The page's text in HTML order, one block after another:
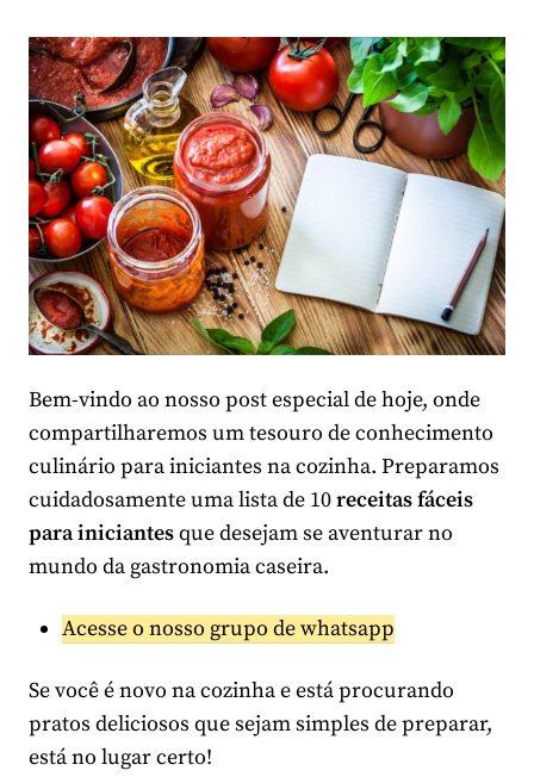
Bem-vindo ao nosso post especial de hoje, onde
compartilharemos um tesouro de conhecimento
culinário para iniciantes na cozinha. Preparamos
cuidadosamente uma lista de 10receitas fáceis
para iniciantesque desejam se aventurar no
mundo da gastronomia caseira.
Acesse o nosso grupo de whatsapp
Se você é novo na cozinha e está procurando
pratos deliciosos que sejam simples de preparar,
está no lugar certo!